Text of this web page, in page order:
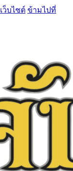
ว็บไซต์ ข้ามไปที่